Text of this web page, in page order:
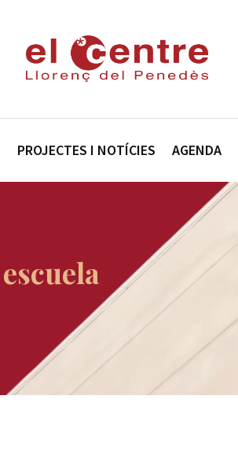
PROJECTES I NOTÍCIES AGENDA